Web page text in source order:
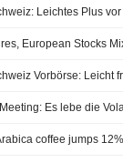
Leichtes Plus
European Stocks
Vorbörse: Leicht
Es lebe die